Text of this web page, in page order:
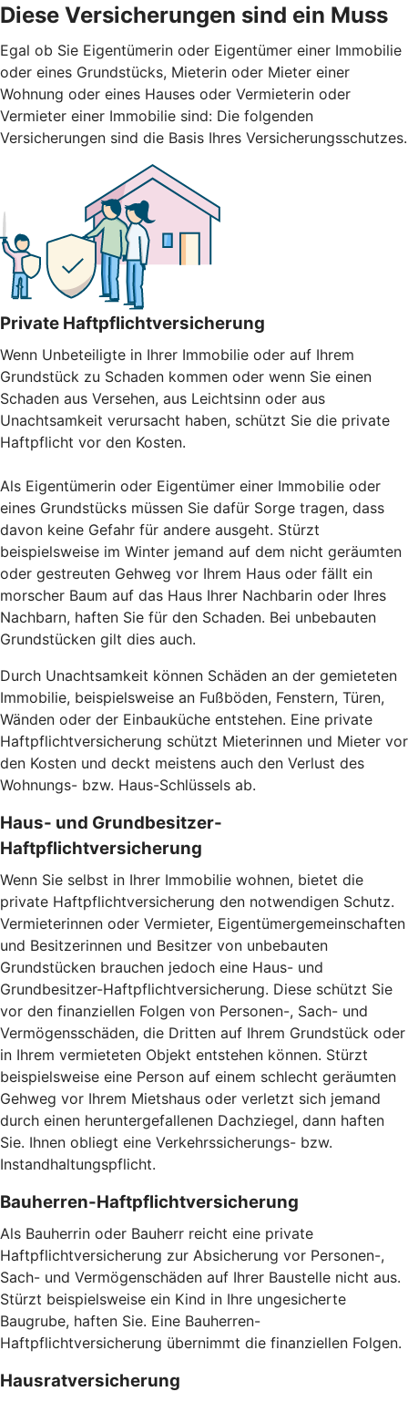
Diese Versicherungen sind ein Muss
Egal ob Sie Eigentümerin oder Eigentümer einer Immobilie
oder eines Grundstücks, Mieterin oder Mieter einer
Wohnung oder eines Hauses oder Vermieterin oder
Vermieter einer Immobilie sind: Die folgenden
Versicherungen sind die Basis Ihres Versicherungsschutzes.
Private Haftpflichtversicherung
Wenn Unbeteiligte in Ihrer Immobilie oder auf Ihrem
Grundstück zu Schaden kommen oder wenn Sie einen
Schaden aus Versehen, aus Leichtsinn oder aus
Unachtsamkeit verursacht haben, schützt Sie die private
Haftpflicht vor den Kosten.
Als Eigentümerin oder Eigentümer einer Immobilie oder
eines Grundstücks müssen Sie dafür Sorge tragen, dass
davon keine Gefahr für andere ausgeht. Stürzt
beispielsweise im Winter jemand auf dem nicht geräumten
oder gestreuten Gehweg vor Ihrem Haus oder fällt ein
morscher Baum auf das Haus Ihrer Nachbarin oder Ihres
Nachbarn, haften Sie für den Schaden. Bei unbebauten
Grundstücken gilt dies auch.
Durch Unachtsamkeit können Schäden an der gemieteten
Immobilie, beispielsweise an Fußböden, Fenstern, Türen,
Wänden oder der Einbauküche entstehen. Eine private
Haftpflichtversicherung schützt Mieterinnen und Mieter vor
den Kosten und deckt meistens auch den Verlust des
Wohnungs- bzw. Haus-Schlüssels ab.
Haus- und Grundbesitzer-
Haftpflichtversicherung
Wenn Sie selbst in Ihrer Immobilie wohnen, bietet die
private Haftpflichtversicherung den notwendigen Schutz.
Vermieterinnen oder Vermieter, Eigentümergemeinschaften
und Besitzerinnen und Besitzer von unbebauten
Grundstücken brauchen jedoch eine Haus- und
Grundbesitzer-Haftpflichtversicherung. Diese schützt Sie
vor den finanziellen Folgen von Personen-, Sach- und
Vermögensschäden, die Dritten auf Ihrem Grundstück oder
in Ihrem vermieteten Objekt entstehen können. Stürzt
beispielsweise eine Person auf einem schlecht geräumten
Gehweg vor Ihrem Mietshaus oder verletzt sich jemand
durch einen heruntergefallenen Dachziegel, dann haften
Sie. Ihnen obliegt eine Verkehrssicherungs- bzw.
Instandhaltungspflicht.
Bauherren-Haftpflichtversicherung
Als Bauherrin oder Bauherr reicht eine private
Haftpflichtversicherung zur Absicherung vor Personen-,
Sach- und Vermögenschäden auf Ihrer Baustelle nicht aus.
Stürzt beispielsweise ein Kind in Ihre ungesicherte
Baugrube, haften Sie. Eine Bauherren-
Haftpflichtversicherung übernimmt die finanziellen Folgen.
Hausratversicherung